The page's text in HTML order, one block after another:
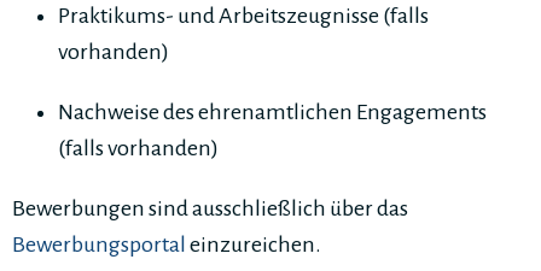
Praktikums- und Arbeitszeugnisse (falls
vorhanden)
Nachweise des ehrenamtlichen Engagements
(falls vorhanden)
Bewerbungen sind ausschließlich über das
Bewerbungsportal einzureichen.